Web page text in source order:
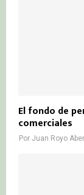
El fondo de
comerciales
Por Juan Royo